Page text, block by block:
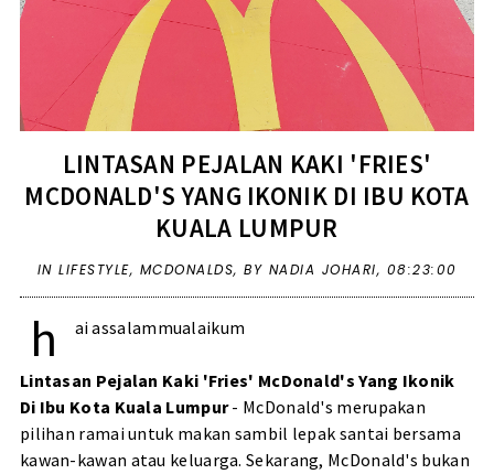
LINTASAN PEJALAN KAKI 'FRIES'
MCDONALD'S YANG IKONIK DI IBU KOTA
KUALA LUMPUR
IN LIFESTYLE, MCDONALDS, BY NADIA JOHARI, 08:23:00
h ai assalammualaikum
Lintasan Pejalan Kaki 'Fries' McDonald's Yang Ikonik
Di Ibu Kota Kuala Lumpur- McDonald's merupakan
pilihan ramai untuk makan sambil lepak santai bersama
kawan-kawan atau keluarga. Sekarang, McDonald's bukan